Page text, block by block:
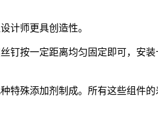
计师更具创造性。
钉按一定距离均匀固定即可，安
特殊添加剂制成。所有这些组件